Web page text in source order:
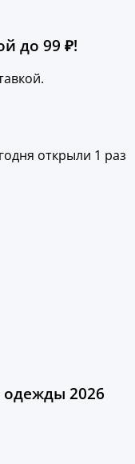
до 99 ₽!
открыли 1 раз
2026